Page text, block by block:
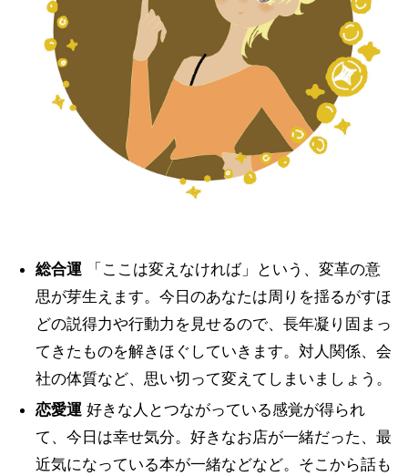
総合運「ここは変えなければ」という、変革の意
思が芽生えます。今日のあなたは周りを揺るがすほ
どの説得力や行動力を見せるので、長年凝り固まっ
てきたものを解きほぐしていきます。対人関係、会
社の体質など、思い切って変えてしまいましょう。
恋愛運好きな人とつながっている感覚が得られ
て、今日は幸せ気分。好きなお店が一緒だった、最
近気になっている本が一緒などなど。そこから話も